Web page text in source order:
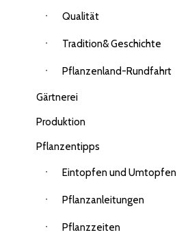
Qualität
Tradition& Geschichte
Pflanzenland-Rundfahrt
Gärtnerei
Produktion
Pflanzentipps
Eintopfen und Umtopfen
Pflanzanleitungen
Pflanzzeiten